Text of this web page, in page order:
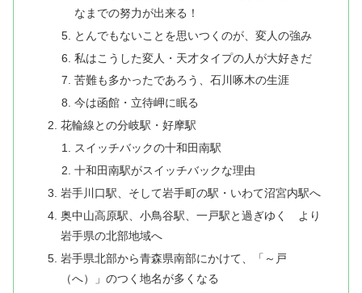
なまでの努力が出来る！
とんでもないことを思いつくのが、変人の強み
私はこうした変人・天才タイプの人が大好きだ
苦難も多かったであろう、石川啄木の生涯
今は函館・立待岬に眠る
花輪線との分岐駅・好摩駅
スイッチバックの十和田南駅
十和田南駅がスイッチバックな理由
岩手川口駅、そして岩手町の駅・いわて沼宮内駅へ
奥中山高原駅、小鳥谷駅、一戸駅と過ぎゆく より
岩手県の北部地域へ
岩手県北部から青森県南部にかけて、「～戸
（へ）」のつく地名が多くなる